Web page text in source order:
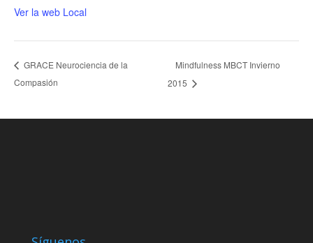
Ver la web Local
GRACE Neurociencia de la
Compasión
Mindfulness MBCT Invierno
2015